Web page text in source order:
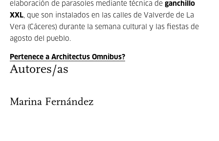
elaboración de parasoles mediante técnica de ganchillo
XXL, que son instalados en las calles de Valverde de La
Vera (Cáceres) durante la semana cultural y las fiestas de
agosto del pueblo.
Pertenece a Architectus Omnibus?
Autores/as
Marina Fernández